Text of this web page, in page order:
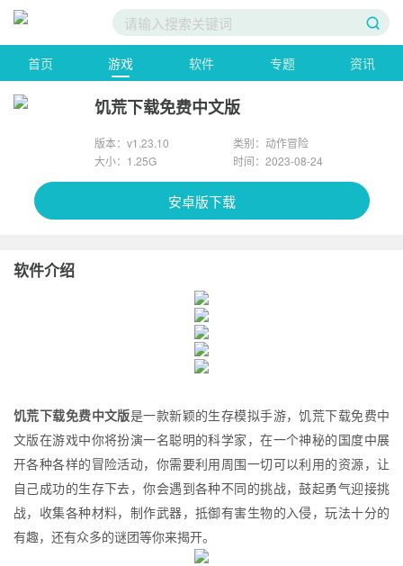
首页 游戏 软件 专题 资讯
饥荒下载免费中文版
版本：v1.23.10
类别：动作冒险
大小：1.25G
时间：2023-08-24
安卓版下载
软件介绍
饥荒下载免费中文版是一款新颖的生存模拟手游，饥荒下载免费中
文版在游戏中你将扮演一名聪明的科学家，在一个神秘的国度中展
开各种各样的冒险活动，你需要利用周围一切可以利用的资源，让
自己成功的生存下去，你会遇到各种不同的挑战，鼓起勇气迎接挑
战，收集各种材料，制作武器，抵御有害生物的入侵，玩法十分的
有趣，还有众多的谜团等你来揭开。